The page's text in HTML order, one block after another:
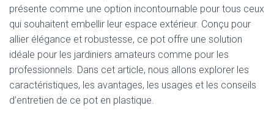
présente comme une option incontournable pour tous ceux
qui souhaitent embellir leur espace extérieur. Conçu pour
allier élégance et robustesse, ce pot offre une solution
idéale pour les jardiniers amateurs comme pour les
professionnels. Dans cet article, nous allons explorer les
caractéristiques, les avantages, les usages et les conseils
d’entretien de ce pot en plastique.